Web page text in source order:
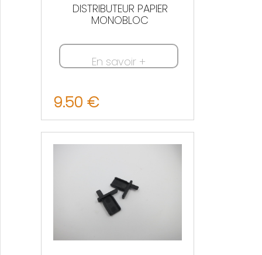
DISTRIBUTEUR PAPIER
MONOBLOC
En savoir +
9.50 €
Nous contacter